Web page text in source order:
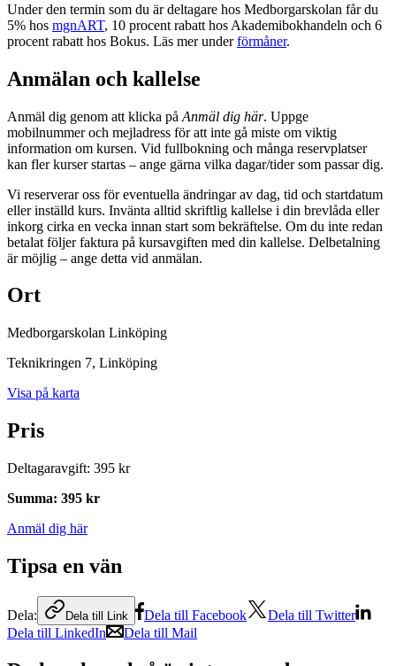
Under den termin som du är deltagare hos Medborgarskolan får du
5% hos mgnART, 10 procent rabatt hos Akademibokhandeln och 6
procent rabatt hos Bokus. Läs mer underförmåner.
Anmälan och kallelse
Anmäl dig genom att klicka på Anmäl dig här. Uppge
mobilnummer och mejladress för att inte gå miste om viktig
information om kursen. Vid fullbokning och många reservplatser
kan fler kurser startas – ange gärna vilka dagar/tider som passar dig.
Vi reserverar oss för eventuella ändringar av dag, tid och startdatum
eller inställd kurs. Invänta alltid skriftlig kallelse i din brevlåda eller
inkorg cirka en vecka innan start som bekräftelse. Om du inte redan
betalat följer faktura på kursavgiften med din kallelse. Delbetalning
är möjlig – ange detta vid anmälan.
Ort
Medborgarskolan Linköping
Teknikringen 7, Linköping
Visa på karta
Pris
Deltagaravgift: 395 kr
Summa: 395 kr
Anmäl dig här
Tipsa en vän
Dela: Dela till Link Dela till Facebook
Dela till Twitter
Dela till LinkedIn
Dela till Mail